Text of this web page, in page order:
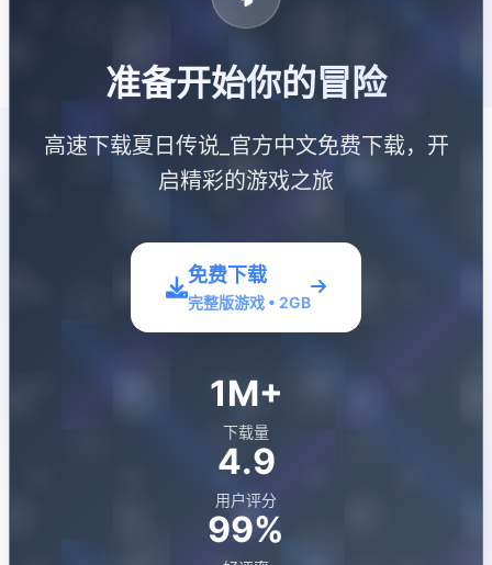
准备开始你的冒险
高速下载夏日传说_官方中文免费下载，开
启精彩的游戏之旅
免费下载
完整版游戏 • 2GB
1M+
下载量
4.9
用户评分
99%